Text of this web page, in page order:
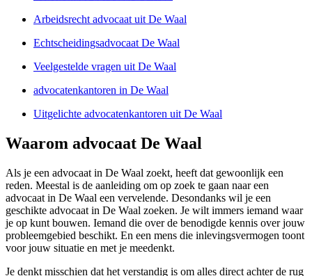
Arbeidsrecht advocaat uit De Waal
Echtscheidingsadvocaat De Waal
Veelgestelde vragen uit De Waal
advocatenkantoren in De Waal
Uitgelichte advocatenkantoren uit De Waal
Waarom advocaat De Waal
Als je een advocaat in De Waal zoekt, heeft dat gewoonlijk een
reden. Meestal is de aanleiding om op zoek te gaan naar een
advocaat in De Waal een vervelende. Desondanks wil je een
geschikte advocaat in De Waal zoeken. Je wilt immers iemand waar
je op kunt bouwen. Iemand die over de benodigde kennis over jouw
probleemgebied beschikt. En een mens die inlevingsvermogen toont
voor jouw situatie en met je meedenkt.
Je denkt misschien dat het verstandig is om alles direct achter de rug